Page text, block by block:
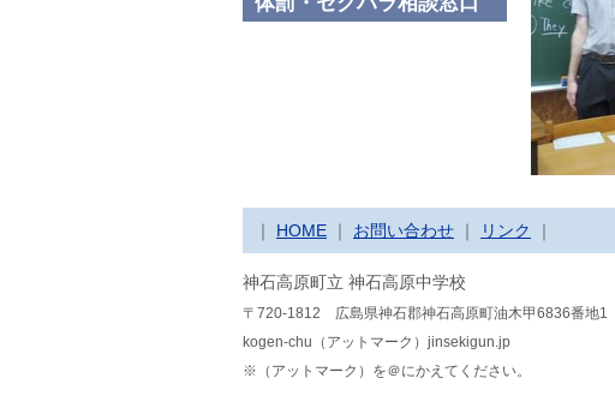
｜ HOME ｜ お問い合わせ ｜ リンク ｜
神石高原町立 神石高原中学校
〒720-1812 広島県神石郡神石高原町油木甲6836番地1
kogen-chu（アットマーク）jinsekigun.jp
※（アットマーク）を＠にかえてください。